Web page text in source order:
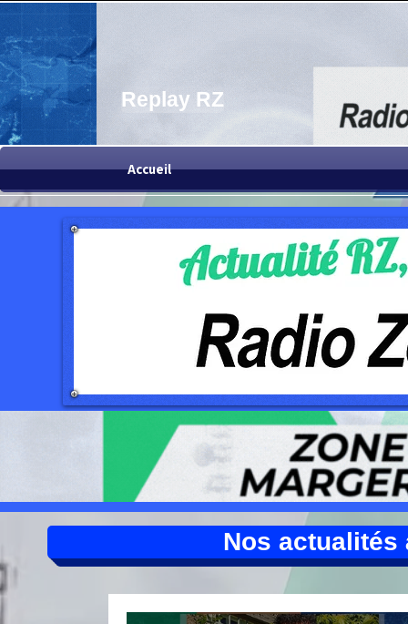
Replay RZ
Accueil
Nos actualités